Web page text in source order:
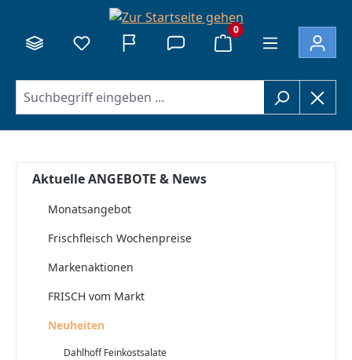
0
Aktuelle ANGEBOTE & News
Monatsangebot
Frischfleisch Wochenpreise
Markenaktionen
FRISCH vom Markt
Neuheiten
Dahlhoff Feinkostsalate